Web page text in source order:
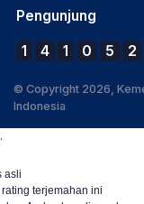
Pengunjung
1 4 1 0 5 2
© Copyright 2026,
Indonesia
.
asli
terjemahan ini